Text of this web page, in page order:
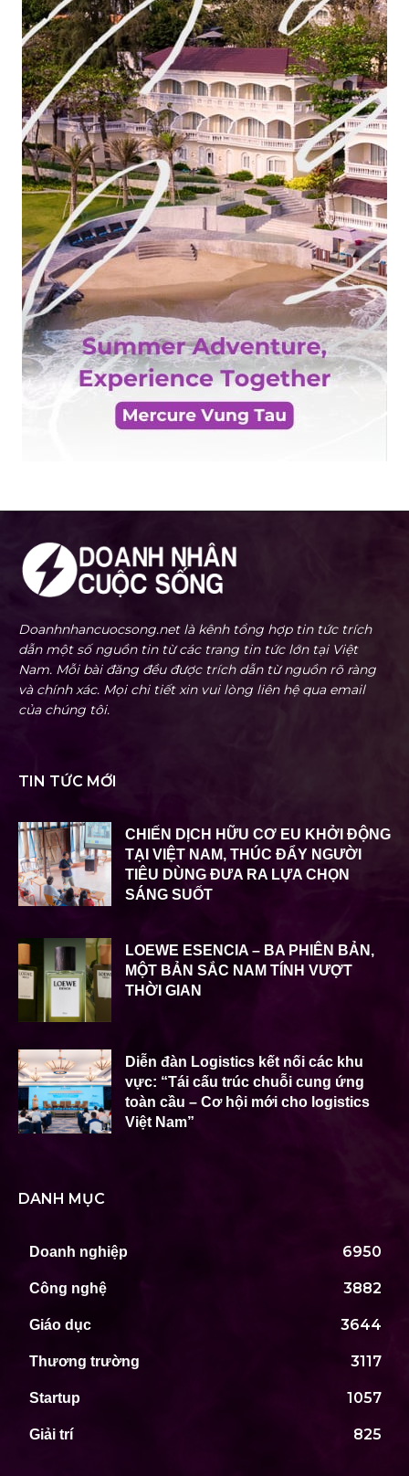
Doanhnhancuocsong.net là kênh tổng hợp tin tức trích
dẫn một số nguồn tin từ các trang tin tức lớn tại Việt
Nam. Mỗi bài đăng đều được trích dẫn từ nguồn rõ ràng
và chính xác. Mọi chi tiết xin vui lòng liên hệ qua email
của chúng tôi.
TIN TỨC MỚI
CHIẾN DỊCH HỮU CƠ EU KHỞI ĐỘNG
TẠI VIỆT NAM, THÚC ĐẨY NGƯỜI
TIÊU DÙNG ĐƯA RA LỰA CHỌN
SÁNG SUỐT
LOEWE ESENCIA – BA PHIÊN BẢN,
MỘT BẢN SẮC NAM TÍNH VƯỢT
THỜI GIAN
Diễn đàn Logistics kết nối các khu
vực: “Tái cấu trúc chuỗi cung ứng
toàn cầu – Cơ hội mới cho logistics
Việt Nam”
DANH MỤC
Doanh nghiệp 6950
Công nghệ 3882
Giáo dục 3644
Thương trường 3117
Startup 1057
Giải trí 825